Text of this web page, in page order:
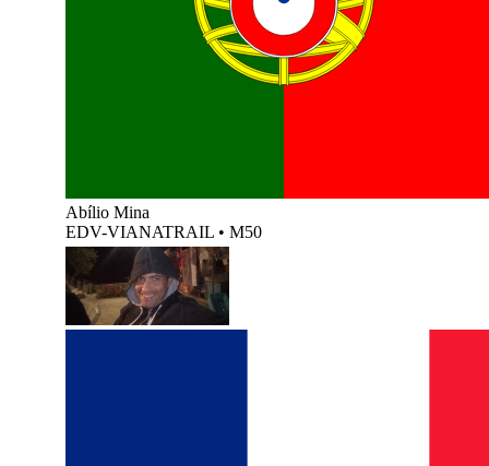
Abílio Mina
EDV-VIANATRAIL • M50